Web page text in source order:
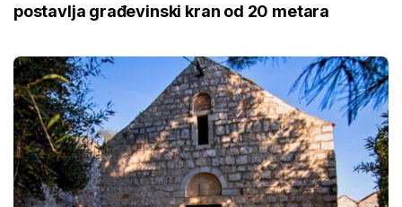
postavlja građevinski kran od 20 metara